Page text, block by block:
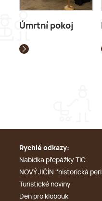
Úmrtní pokoj
Rychlé odkazy:
Nabídka přepážky TIC
NOVÝ JIČÍN ''historická
Turistické noviny
Den pro klobouk